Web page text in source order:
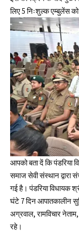
लिए 5 निःशुल्क एम्बुलेंस को
आपको बता दें कि पंडरिया
समाज सेवी संस्थान
गई है। पंडरिया विधायक
घंटे 7 दिन आपातकालीन
अग्रवाल, रामविचार
रहे।